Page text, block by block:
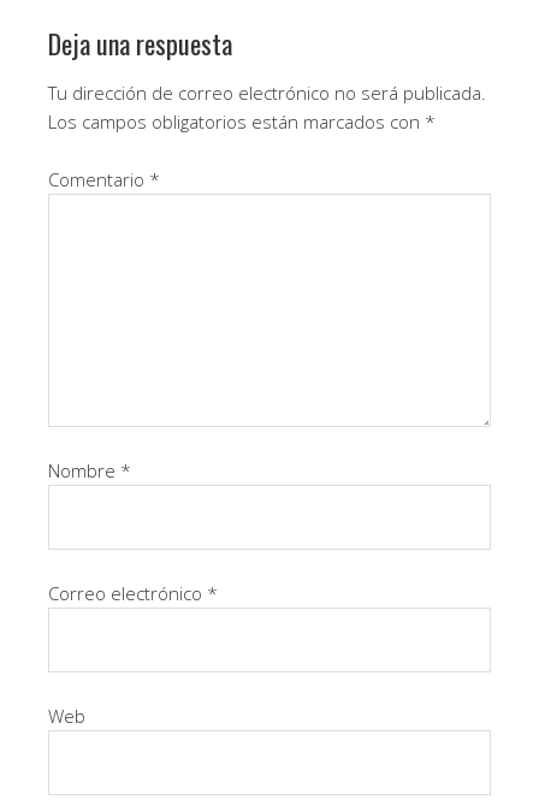
Deja una respuesta
Tu dirección de correo electrónico no será publicada.
Los campos obligatorios están marcados con *
Comentario *
Nombre *
Correo electrónico *
Web